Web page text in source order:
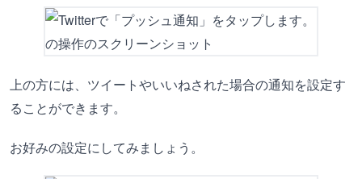
上の方には、ツイートやいいねされた場合の通知を設定す
ることができます。
お好みの設定にしてみましょう。